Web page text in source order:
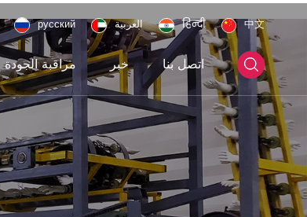
русский العربية हिन्दी 中文
مراقبة الجودة خبر اتصل بنا